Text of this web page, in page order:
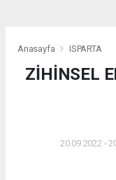
Anasayfa ISPARTA
ZİHİNSEL
20.09.2022 -